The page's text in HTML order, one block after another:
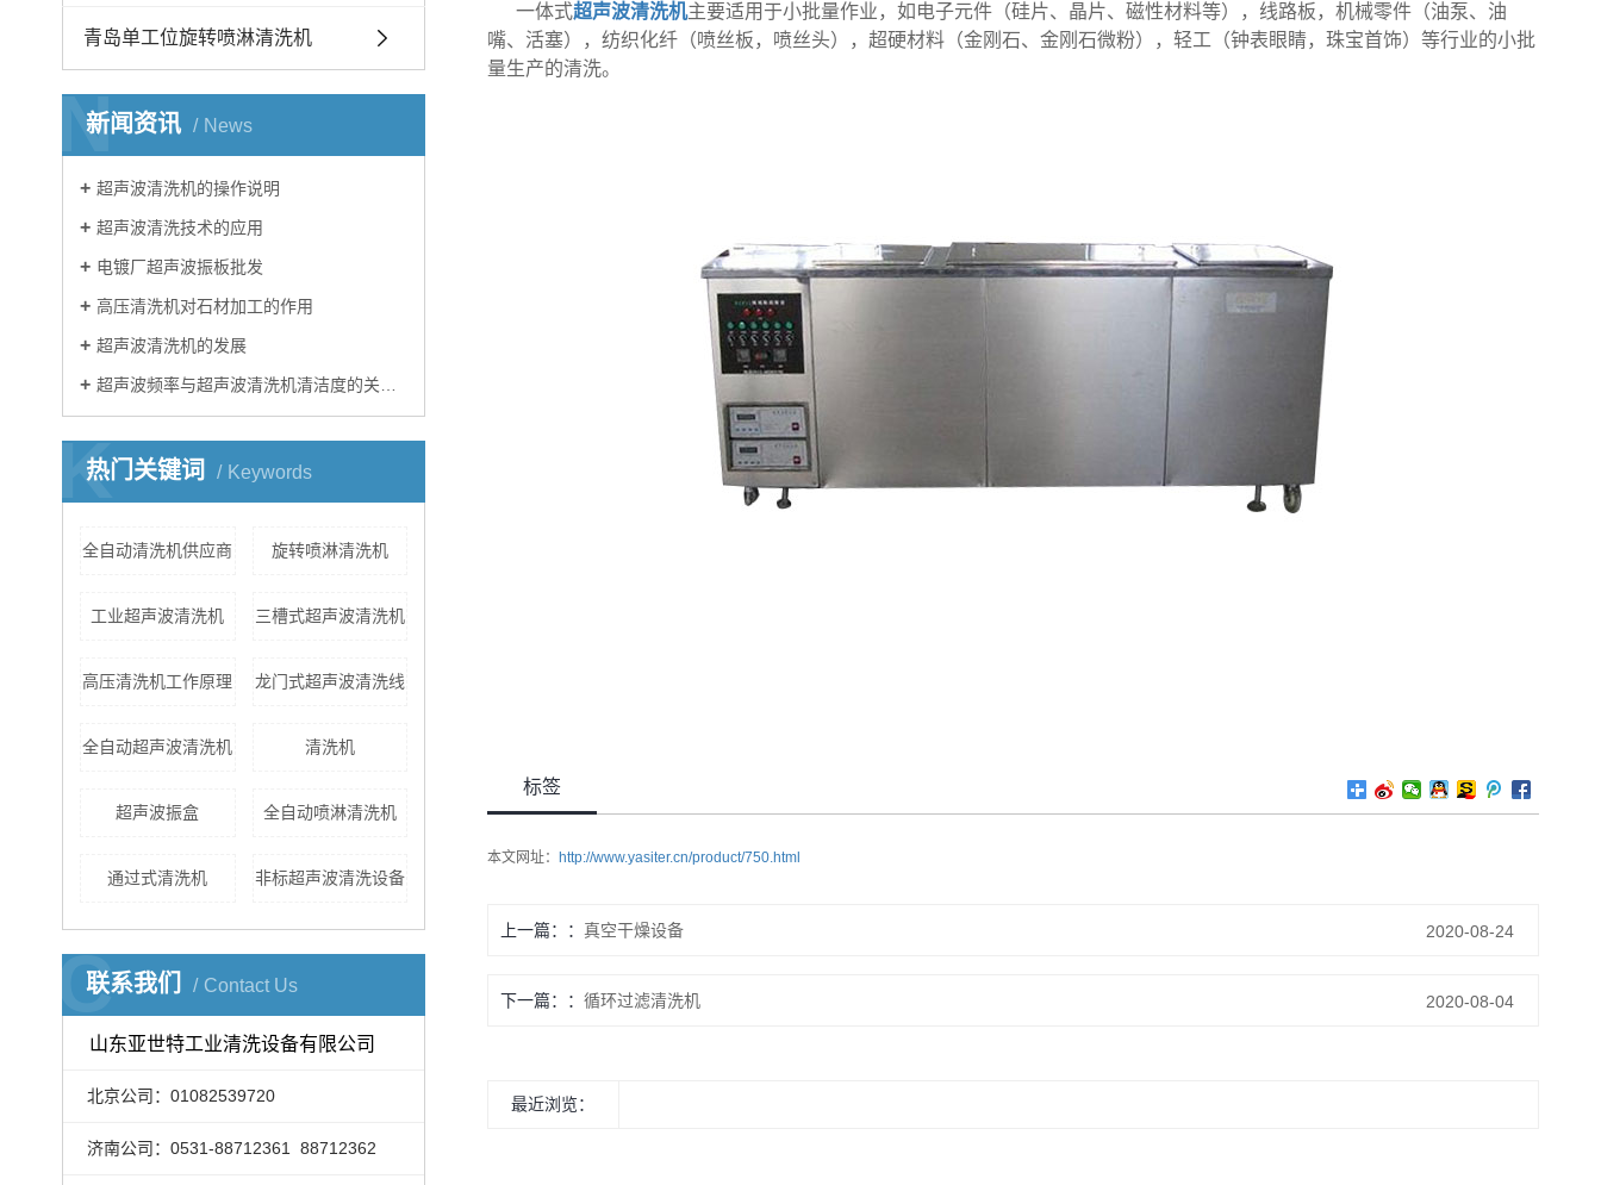
青岛单工位旋转喷淋清洗机
新闻资讯 News
N
超声波清洗机的操作说明
超声波清洗技术的应用
电镀厂超声波振板批发
高压清洗机对石材加工的作用
超声波清洗机的发展
超声波频率与超声波清洗机清洁度的关系的简介
热门关键词 Keywords
K
全自动清洗机供应商 旋转喷淋清洗机
工业超声波清洗机 三槽式超声波清洗机
高压清洗机工作原理 龙门式超声波清洗线
全自动超声波清洗机 清洗机
超声波振盒 全自动喷淋清洗机
通过式清洗机 非标超声波清洗设备
联系我们 Contact Us
C
山东亚世特工业清洗设备有限公司
北京公司：01082539720
济南公司：0531-88712361 88712362
一体式超声波清洗机主要适用于小批量作业，如电子元件（硅片、晶片、磁性材料等），线路板，机械零件（油泵、油
嘴、活塞），纺织化纤（喷丝板，喷丝头），超硬材料（金刚石、金刚石微粉），轻工（钟表眼睛，珠宝首饰）等行业的小批
量生产的清洗。
标签
本文网址： http://www.yasiter.cn/product/750.html
上一篇： 真空干燥设备 2020-08-24
下一篇： 循环过滤清洗机 2020-08-04
最近浏览：